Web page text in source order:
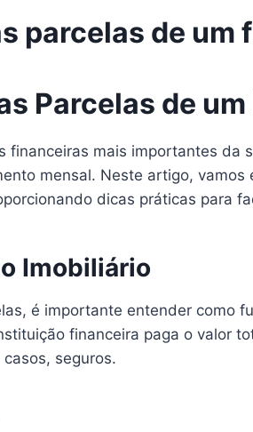
parcelas de
Parcelas de
financeiras mais importantes
mensal. Neste artigo,
dicas práticas para
Imobiliário
é importante entender como
financeira paga o valor
seguros.